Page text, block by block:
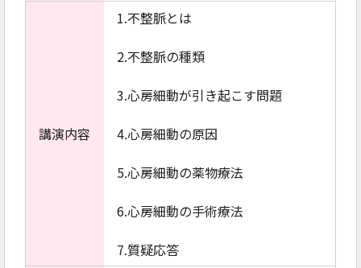
講演内容
1.不整脈とは
2.不整脈の種類
3.心房細動が引き起こす問題
4.心房細動の原因
5.心房細動の薬物療法
6.心房細動の手術療法
7.質疑応答